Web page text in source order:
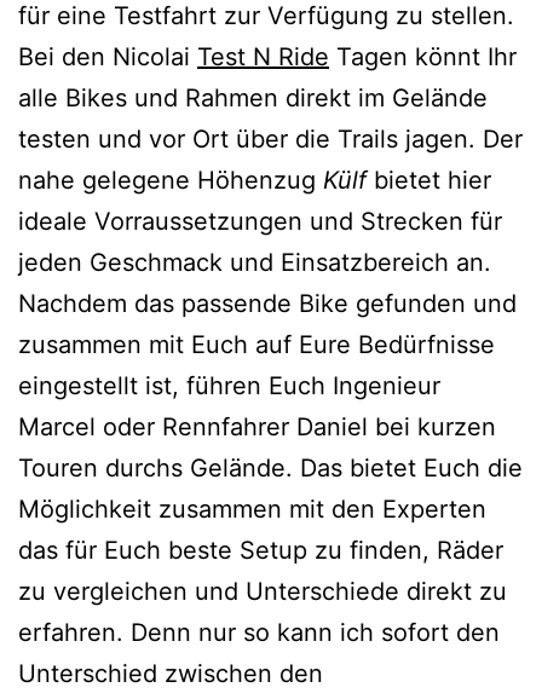
für eine Testfahrt zur Verfügung zu stellen.
Bei den Nicolai Test N Ride Tagen könnt Ihr
alle Bikes und Rahmen direkt im Gelände
testen und vor Ort über die Trails jagen. Der
nahe gelegene Höhenzug Külfbietet hier
ideale Vorraussetzungen und Strecken für
jeden Geschmack und Einsatzbereich an.
Nachdem das passende Bike gefunden und
zusammen mit Euch auf Eure Bedürfnisse
eingestellt ist, führen Euch Ingenieur
Marcel oder Rennfahrer Daniel bei kurzen
Touren durchs Gelände. Das bietet Euch die
Möglichkeit zusammen mit den Experten
das für Euch beste Setup zu finden, Räder
zu vergleichen und Unterschiede direkt zu
erfahren. Denn nur so kann ich sofort den
Unterschied zwischen den